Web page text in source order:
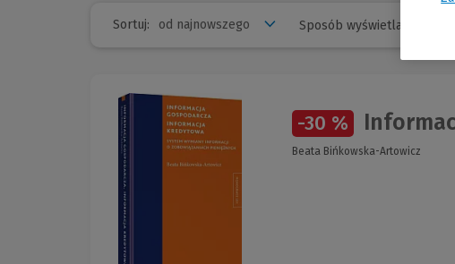
Sortuj: Sposób wyświetlania
-30 %
Beata Bińkowska-Artowicz